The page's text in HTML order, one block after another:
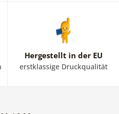
Hergestellt in der EU
erstklassige Druckqualität